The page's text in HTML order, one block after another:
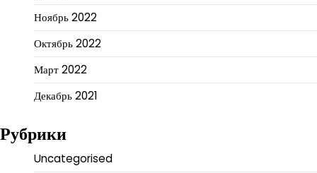
Ноябрь 2022
Октябрь 2022
Март 2022
Декабрь 2021
Рубрики
Uncategorised